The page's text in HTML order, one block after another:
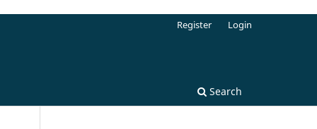
Search
Register Login